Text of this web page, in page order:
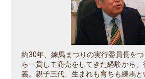
約30年、練馬まつりの実行委員長を
ら一貫して商売をしてきた経験から
義。親子三代、生まれも育ちも練馬